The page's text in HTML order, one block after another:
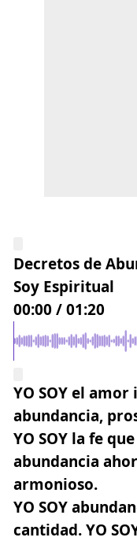
Decretos de
Soy Espiritual
00:00 /01:20
YO SOY el
abundancia,
YO SOY la fe
abundancia
armonioso.
YO SOY
cantidad. YO